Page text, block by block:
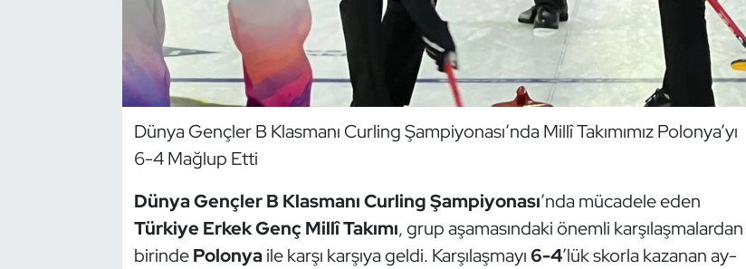
Dünya Gençler B Klasmanı Curling Şampiyonası’nda Millî Takımımız Polonya’yı
6-4 Mağlup Etti
Dünya Gençler B Klasmanı Curling Şampiyonası’nda mücadele eden
Türkiye Erkek Genç Millî Takımı, grup aşamasındaki önemli karşılaşmalardan
birindePolonyaile karşı karşıya geldi. Karşılaşmayı6-4’lük skorla kazanan ay-
Dövüş Sanatı